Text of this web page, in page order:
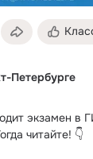
Петербурге
экзамен в
читайте! 👇